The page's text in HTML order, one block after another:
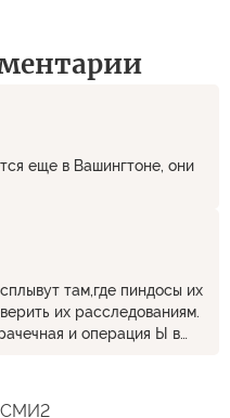
еще в Вашингтоне, они
там,где пиндосы их
их расследованиям.
и операция Ы в
СМИ2